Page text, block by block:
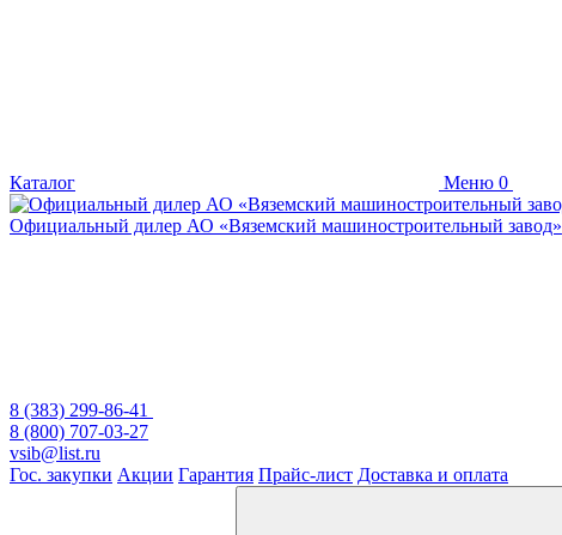
Каталог Меню 0
Официальный дилер АО «Вяземский машиностроительный завод»
8 (383) 299-86-41
8 (800) 707-03-27
vsib@list.ru
Гос. закупки Акции Гарантия Прайс-лист Доставка и оплата